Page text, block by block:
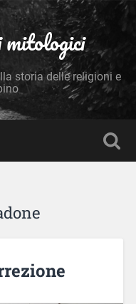
mitologici
storia delle religioni e